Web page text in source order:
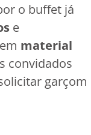
o buffet já
e
material
convidados
garçom